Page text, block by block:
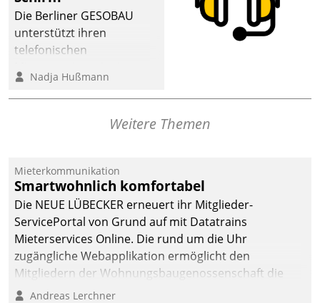
dafür ein Team
bestehend aus
Wohnungsunternehmen
und PropTech.
Die Berliner GESOBAU
unterstützt ihren
telefonischen
digitalen Cockpit, das
situationsbezogen
passende Fragen und
Dialogführung ermöglicht
dem externen
Serviceteam, Anrufe von
Mietenden zügiger und
effizienter zu bearbeiten.
Nadja Hußmann
Weitere Themen
Mieterkommunikation
Smartwohnlich komfortabel
Die NEUE LÜBECKER erneuert ihr Mitglieder-
ServicePortal von Grund auf mit Datatrains
Mieterservices Online. Die rund um die Uhr
zugängliche Webapplikation ermöglicht den
Mitgliedern der Wohnungs­bau­genossenschaft die
Kontaktaufnahme per Smartphone, Tablet oder PC.
Andreas Lerchner